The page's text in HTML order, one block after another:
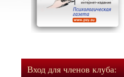
Вход для членов клуба: